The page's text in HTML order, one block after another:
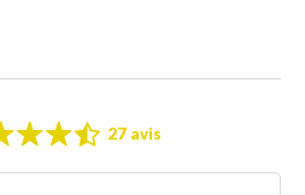
27 avis